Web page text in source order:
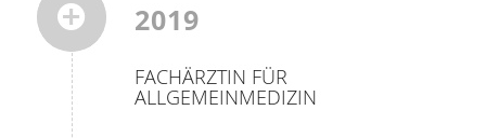
2019
FACHÄRZTIN FÜR
ALLGEMEINMEDIZIN